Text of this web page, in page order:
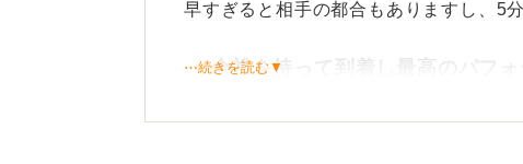
早すぎると相手の都合もありますし、5
余裕を持って到着し最高のパフォ
早めに着いた場合は、化粧室を利用す
⋯続きを読む▼